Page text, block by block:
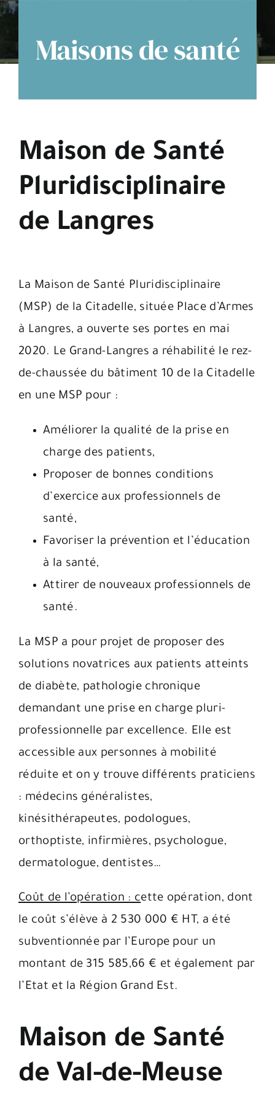
Maisons de santé
Maison de Santé
Pluridisciplinaire
de Langres
La Maison de Santé Pluridisciplinaire
(MSP) de la Citadelle, située Place d’Armes
à Langres, a ouverte ses portes en mai
2020. Le Grand-Langres a réhabilité le rez-
de-chaussée du bâtiment 10 de la Citadelle
en une MSP pour :
Améliorer la qualité de la prise en
charge des patients,
Proposer de bonnes conditions
d’exercice aux professionnels de
santé,
Favoriser la prévention et l’éducation
à la santé,
Attirer de nouveaux professionnels de
santé.
La MSP a pour projet de proposer des
solutions novatrices aux patients atteints
de diabète, pathologie chronique
demandant une prise en charge pluri-
professionnelle par excellence. Elle est
accessible aux personnes à mobilité
réduite et on y trouve différents praticiens
: médecins généralistes,
kinésithérapeutes, podologues,
orthoptiste, infirmières, psychologue,
dermatologue, dentistes…
Coût de l’opération : cette opération, dont
le coût s’élève à 2 530 000 € HT, a été
subventionnée par l’Europe pour un
montant de 315 585,66 € et également par
l’Etat et la Région Grand Est.
Maison de Santé
de Val-de-Meuse